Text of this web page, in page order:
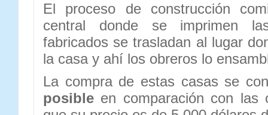
El proceso de construcción
central donde se imprimen
fabricados se trasladan al lugar
la casa y ahí los obreros lo
La compra de estas casas se
posible en comparación con las